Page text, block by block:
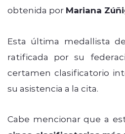
obtenida por Mariana
Esta última medallista
ratificada por su
certamen clasificatorio
su asistencia a la cita.
Cabe mencionar que a